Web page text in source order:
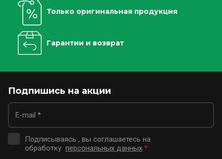
Только оригинальная продукция
Гарантии и возврат
Подпишись на акции
Подписываясь , вы соглашаетесь на
обработку персональных данных *